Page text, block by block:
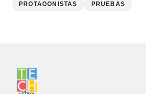
PROTAGONISTAS PRUEBAS